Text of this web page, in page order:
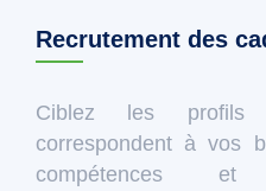
Recrutement des
Ciblez les profils
correspondent à vos
compétences